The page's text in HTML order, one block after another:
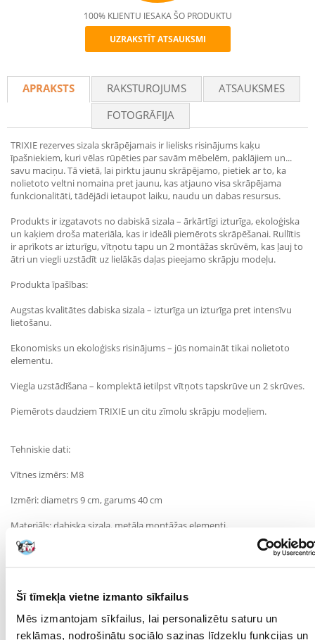
Šī tīmekļa vietne izmanto sīkfailus
Mēs izmantojam sīkfailus, lai personalizētu saturu un
reklāmas, nodrošinātu sociālo saziņas līdzekļu funkcijas un
Recommend
100% KLIENTU IESAKA ŠO PRODUKTU
UZRAKSTĪT ATSAUKSMI
APRAKSTS RAKSTUROJUMS
ATSAUKSMES
FOTOGRĀFIJA
TRIXIE rezerves sizala skrāpējamais ir lielisks risinājums kaķu
īpašniekiem, kuri vēlas rūpēties par savām mēbelēm, paklājiem un...
savu maciņu. Tā vietā, lai pirktu jaunu skrāpējamo, pietiek ar to, ka
nolietoto veltni nomaina pret jaunu, kas atjauno visa skrāpējama
funkcionalitāti, tādējādi ietaupot laiku, naudu un dabas resursus.
Produkts ir izgatavots no dabiskā sizala – ārkārtīgi izturīga, ekoloģiska
un kaķiem droša materiāla, kas ir ideāli piemērots skrāpēšanai. Rullītis
ir aprīkots ar izturīgu, vītņotu tapu un 2 montāžas skrūvēm, kas ļauj to
ātri un viegli uzstādīt uz lielākās daļas pieejamo skrāpju modeļu.
Produkta īpašības:
Augstas kvalitātes dabiska sizala – izturīga un izturīga pret intensīvu
lietošanu.
Ekonomisks un ekoloģisks risinājums – jūs nomaināt tikai nolietoto
elementu.
Viegla uzstādīšana – komplektā ietilpst vītņots tapskrūve un 2 skrūves.
Piemērots daudziem TRIXIE un citu zīmolu skrāpju modeļiem.
Tehniskie dati:
Vītnes izmērs: M8
Izmēri: diametrs 9 cm, garums 40 cm
Materiāls: dabiska sizala, metāla montāžas elementi.
skrāpējamajam kokam.
Parametri